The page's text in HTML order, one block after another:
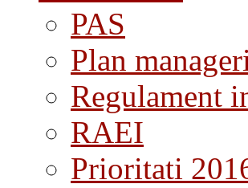
PAS
Plan
Regulament
RAEI
Prioritati